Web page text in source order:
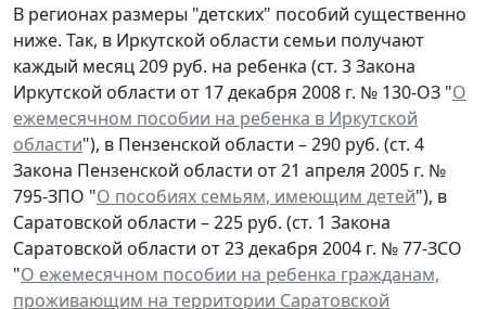
В регионах размеры "детских" пособий существенно
ниже. Так, в Иркутской области семьи получают
каждый месяц 209 руб. на ребенка (ст. 3 Закона
Иркутской области от 17 декабря 2008 г. № 130-ОЗ "О
ежемесячном пособии на ребенка в Иркутской
области"), в Пензенской области – 290 руб. (ст. 4
Закона Пензенской области от 21 апреля 2005 г. №
795-ЗПО "О пособиях семьям, имеющим детей"), в
Саратовской области – 225 руб. (ст. 1 Закона
Саратовской области от 23 декабря 2004 г. № 77-ЗСО
"О ежемесячном пособии на ребенка гражданам,
проживающим на территории Саратовской